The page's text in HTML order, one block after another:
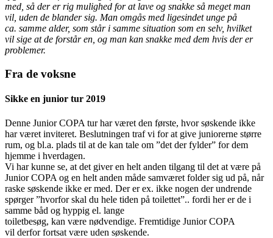
med, så der er rig mulighed for at lave og snakke så meget man
vil, uden de blander sig. Man omgås med ligesindet unge på
ca. samme alder, som står i samme situation som en selv, hvilket
vil sige at de forstår en, og man kan snakke med dem hvis der er
problemer.
Fra de voksne
Sikke en junior tur 2019
Denne Junior COPA tur har været den første, hvor søskende ikke
har været inviteret. Beslutningen traf vi for at give juniorerne større
rum, og bl.a. plads til at de kan tale om ”det der fylder” for dem
hjemme i hverdagen.
Vi har kunne se, at det giver en helt anden tilgang til det at være på
Junior COPA og en helt anden måde samværet folder sig ud på, når
raske søskende ikke er med. Der er ex. ikke nogen der undrende
spørger ”hvorfor skal du hele tiden på toilettet”.. fordi her er de i
samme båd og hyppig el. lange
toiletbesøg, kan være nødvendige. Fremtidige Junior COPA
vil derfor fortsat være uden søskende.